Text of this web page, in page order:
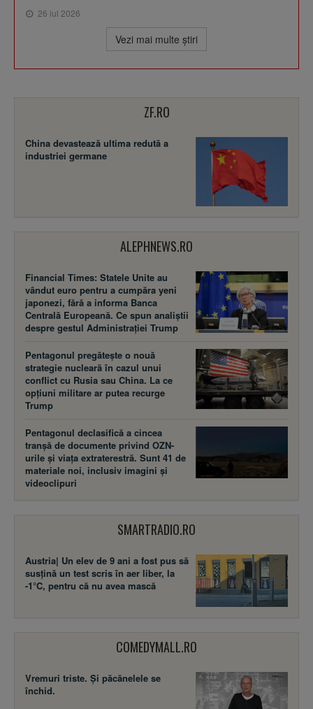
26 iul 2026
Vezi mai multe ştiri
ZF.RO
China devastează ultima redută a
industriei germane
ALEPHNEWS.RO
Financial Times: Statele Unite au
vândut euro pentru a cumpăra yeni
japonezi, fără a informa Banca
Centrală Europeană. Ce spun analiștii
despre gestul Administrației Trump
Pentagonul pregătește o nouă
strategie nucleară în cazul unui
conflict cu Rusia sau China. La ce
opțiuni militare ar putea recurge
Trump
Pentagonul declasifică a cincea
tranșă de documente privind OZN-
urile și viața extraterestră. Sunt 41 de
materiale noi, inclusiv imagini și
videoclipuri
SMARTRADIO.RO
Austria| Un elev de 9 ani a fost pus să
susţină un test scris în aer liber, la
-1°C, pentru că nu avea mască
COMEDYMALL.RO
Vremuri triste. Şi păcănelele se
închid.